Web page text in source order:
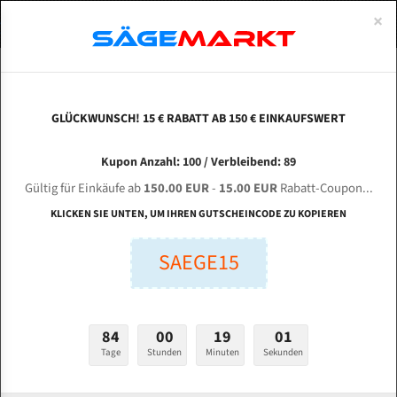
BAILEIGH Industrial BS - 330 SA für 4100 mm Bi-
Metall Bandsägeblätter
Länge (mm):
Stärken + Zahnteilung:
mm
ABOUTS
ENGLISH
Bi-Metall Meterware
Fleischerei Bandsägeblätter
Bandmesser Glatt Meterware
Konvex Meterware
×
GLÜCKWUNSCH! 15 € RABATT AB 150 € EINKAUFSWERT
Kupon Anzahl: 100 / Verbleibend: 89
Gültig für Einkäufe ab150.00 EUR- 15.00 EURRabatt-Coupon...
KLICKEN SIE UNTEN, UM IHREN GUTSCHEINCODE ZU KOPIEREN
SAEGE15
84
Tage
00
Stunden
19
Minuten
00
Sekunden